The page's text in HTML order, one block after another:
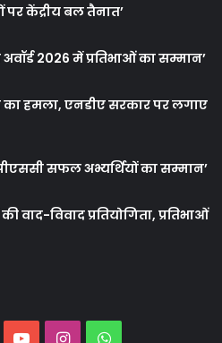
केंद्रीय बल तैनात’
2026 में प्रतिभाओं का सम्मान’
का हमला, एनडीए सरकार पर लगाए
सफल अभ्यर्थियों का सम्मान’
वाद-विवाद प्रतियोगिता, प्रतिभाओं
YouTubeInstagramWhatsApp